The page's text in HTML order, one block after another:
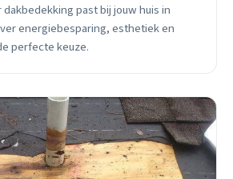
past bij jouw huis in
energiebesparing, esthetiek en
perfecte keuze.